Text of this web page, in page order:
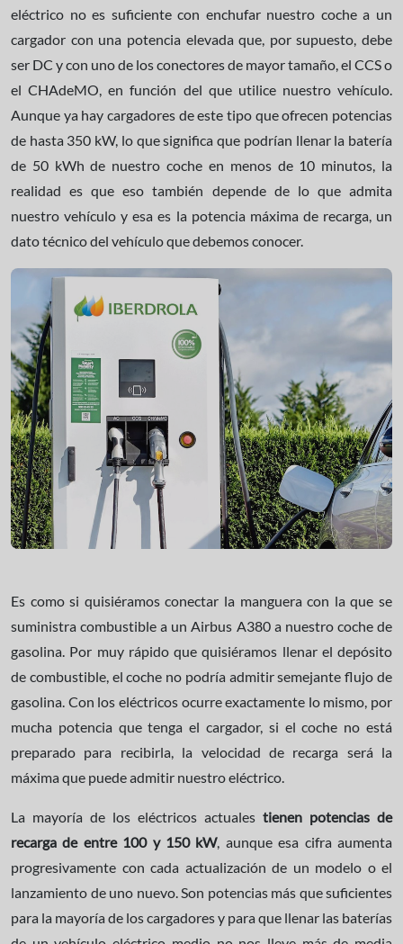
eléctrico no es suficiente con enchufar nuestro coche a un
cargador con una potencia elevada que, por supuesto, debe
ser DC y con uno de los conectores de mayor tamaño, el CCS o
el CHAdeMO, en función del que utilice nuestro vehículo.
Aunque ya hay cargadores de este tipo que ofrecen potencias
de hasta 350 kW, lo que significa que podrían llenar la batería
de 50 kWh de nuestro coche en menos de 10 minutos, la
realidad es que eso también depende de lo que admita
nuestro vehículo y esa es la potencia máxima de recarga, un
dato técnico del vehículo que debemos conocer.
Es como si quisiéramos conectar la manguera con la que se
suministra combustible a un Airbus A380 a nuestro coche de
gasolina. Por muy rápido que quisiéramos llenar el depósito
de combustible, el coche no podría admitir semejante flujo de
gasolina. Con los eléctricos ocurre exactamente lo mismo, por
mucha potencia que tenga el cargador, si el coche no está
preparado para recibirla, la velocidad de recarga será la
máxima que puede admitir nuestro eléctrico.
La mayoría de los eléctricos actuales tienen potencias de
recarga de entre 100 y 150 kW, aunque esa cifra aumenta
progresivamente con cada actualización de un modelo o el
lanzamiento de uno nuevo. Son potencias más que suficientes
para la mayoría de los cargadores y para que llenar las baterías